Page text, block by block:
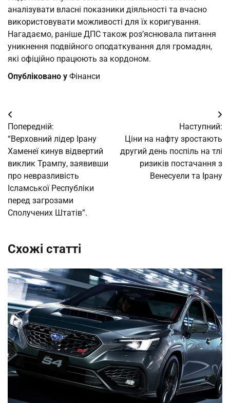
аналізувати власні показники діяльності та вчасно
використовувати можливості для їх коригування.
Нагадаємо, раніше ДПС також роз’яснювала питання
уникнення подвійного оподаткування для громадян,
які офіційно працюють за кордоном.
Опубліковано у Фінанси
Навігація
записів
Попередній:
“Верховний лідер Ірану
Хаменеї кинув відвертий
виклик Трампу, заявивши
про невразливість
Ісламської Республіки
перед загрозами
Сполучених Штатів”.
Наступний:
Ціни на нафту зростають
другий день поспіль на тлі
ризиків постачання з
Венесуели та Ірану
Схожі статті